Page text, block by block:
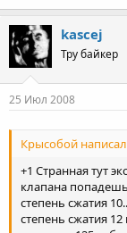
kascej
Тру байкер
25 Июл 2008
Крысобой
+1 Странная тут
клапана
степень сжатия
степень сжатия